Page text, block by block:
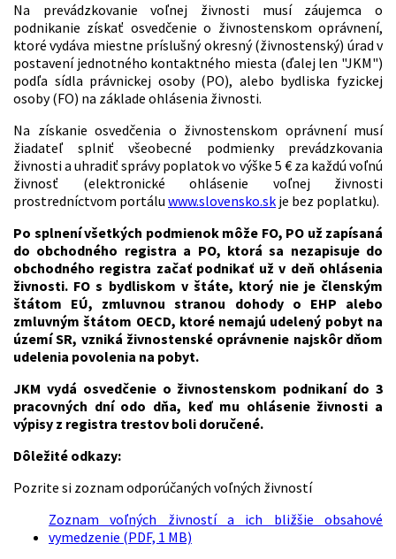
Na prevádzkovanie voľnej živnosti musí záujemca o
podnikanie získať osvedčenie o živnostenskom oprávnení,
ktoré vydáva miestne príslušný okresný (živnostenský) úrad v
postavení jednotného kontaktného miesta (ďalej len "JKM")
podľa sídla právnickej osoby (PO), alebo bydliska fyzickej
osoby (FO) na základe ohlásenia živnosti.
Na získanie osvedčenia o živnostenskom oprávnení musí
žiadateľ splniť všeobecné podmienky prevádzkovania
živnosti a uhradiť správy poplatok vo výške 5 € za každú voľnú
živnosť (elektronické ohlásenie voľnej živnosti
prostredníctvom portálu www.slovensko.sk je bez poplatku).
Po splnení všetkých podmienok môže FO, PO už zapísaná
do obchodného registra a PO, ktorá sa nezapisuje do
obchodného registra začať podnikať už v deň ohlásenia
živnosti. FO s bydliskom v štáte, ktorý nie je členským
štátom EÚ, zmluvnou stranou dohody o EHP alebo
zmluvným štátom OECD, ktoré nemajú udelený pobyt na
území SR, vzniká živnostenské oprávnenie najskôr dňom
udelenia povolenia na pobyt.
JKM vydá osvedčenie o živnostenskom podnikaní do 3
pracovných dní odo dňa, keď mu ohlásenie živnosti a
výpisy z registra trestov boli doručené.
Dôležité odkazy:
Pozrite si zoznam odporúčaných voľných živností
Zoznam voľných živností a ich bližšie obsahové
vymedzenie (PDF, 1 MB)